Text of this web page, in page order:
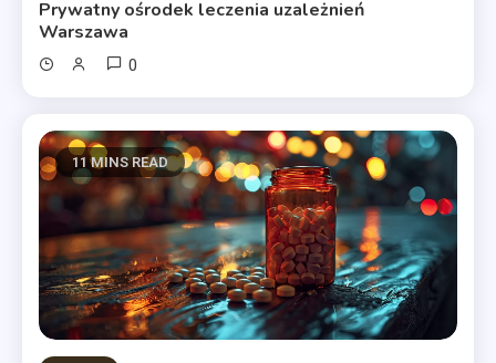
Prywatny ośrodek leczenia uzależnień
Warszawa
0
11 MINS READ